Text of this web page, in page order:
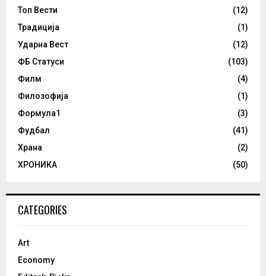
Топ Вести
(12)
Традиција
(1)
Ударна Вест
(12)
ФБ Статуси
(103)
Филм
(4)
Филозофија
(1)
Формула1
(3)
Фудбал
(41)
Храна
(2)
ХРОНИКА
(50)
CATEGORIES
Art
Economy